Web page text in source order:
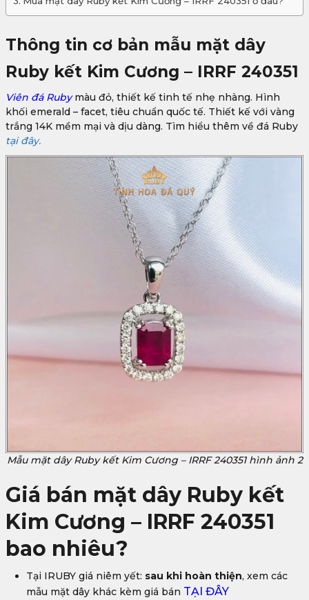
Thông tin cơ bản mẫu mặt dây
Ruby kết Kim Cương – IRRF 240351
Viên đá Rubymàu đỏ, thiết kế tinh tế nhẹ nhàng. Hình
khối emerald – facet, tiêu chuẩn quốc tế. Thiết kế với vàng
trắng 14K mềm mại và dịu dàng. Tìm hiểu thêm về đá Ruby
tại đây.
Mẫu mặt dây Ruby kết Kim Cương – IRRF 240351 hình ảnh 2
Giá bán mặt dây Ruby kết
Kim Cương – IRRF 240351
bao nhiêu?
Tại IRUBY giá niêm yết: sau khi hoàn thiện, xem các
mẫu mặt dây khác kèm giá bán TẠI ĐÂY